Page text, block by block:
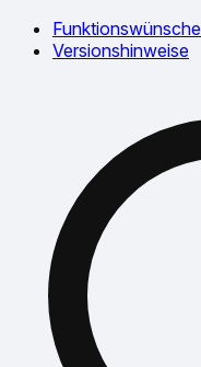
Funktionswünsche
Versionshinweise